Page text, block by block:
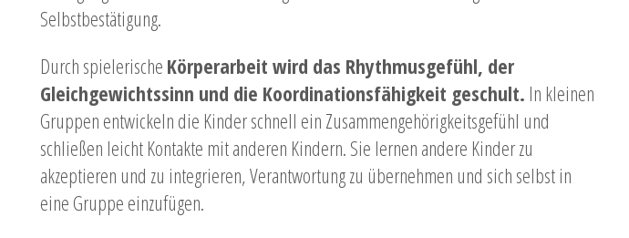
Selbstbestätigung.
Durch spielerische Körperarbeit wird das Rhythmusgefühl, der
Gleichgewichtssinn und die Koordinationsfähigkeit geschult. In kleinen
Gruppen entwickeln die Kinder schnell ein Zusammengehörigkeitsgefühl und
schließen leicht Kontakte mit anderen Kindern. Sie lernen andere Kinder zu
akzeptieren und zu integrieren, Verantwortung zu übernehmen und sich selbst in
eine Gruppe einzufügen.